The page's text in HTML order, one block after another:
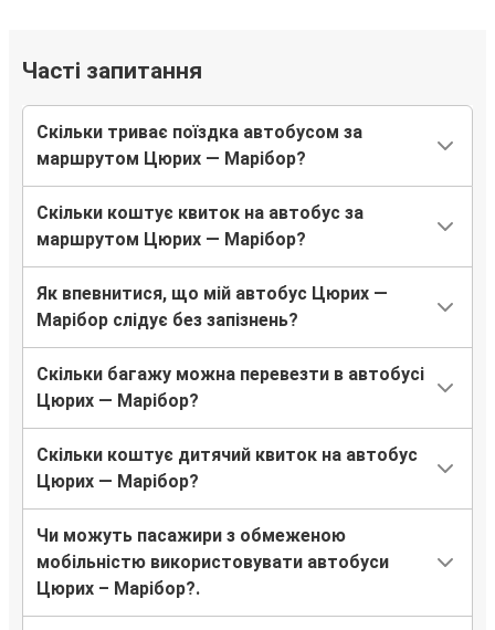
Часті запитання
Скільки триває поїздка автобусом за
маршрутом Цюрих — Марібор?
Скільки коштує квиток на автобус за
маршрутом Цюрих — Марібор?
Як впевнитися, що мій автобус Цюрих —
Марібор слідує без запізнень?
Скільки багажу можна перевезти в автобусі
Цюрих — Марібор?
Скільки коштує дитячий квиток на автобус
Цюрих — Марібор?
Чи можуть пасажири з обмеженою
мобільністю використовувати автобуси
Цюрих – Марібор?.